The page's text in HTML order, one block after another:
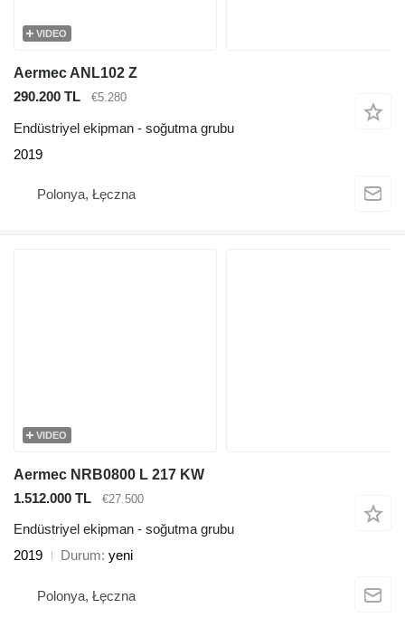
VIDEO
Aermec ANL102 Z
290.200 TL
€5.280
Endüstriyel ekipman - soğutma grubu
2019
Polonya, Łęczna
VIDEO
Aermec NRB0800 L 217 KW
1.512.000 TL
€27.500
Endüstriyel ekipman - soğutma grubu
2019
Durum yeni
Polonya, Łęczna